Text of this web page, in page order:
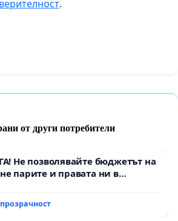
.
от други потребители
Не позволявайте бюджетът на
парите и правата ни в